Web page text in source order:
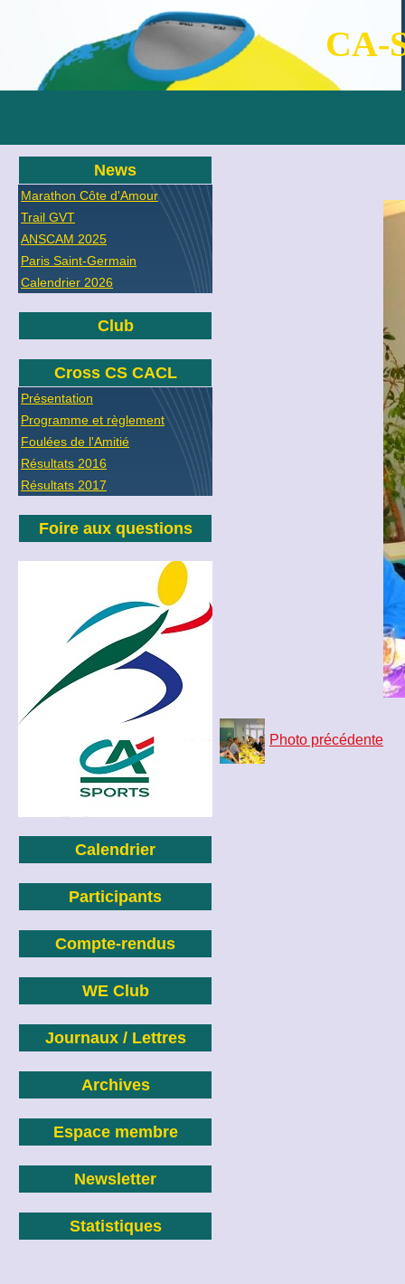
CA-
News
Marathon Côte d'Amour
Trail GVT
ANSCAM 2025
Paris Saint-Germain
Calendrier 2026
Club
Cross CS CACL
Présentation
Programme et règlement
Foulées de l'Amitié
Résultats 2016
Résultats 2017
Foire aux questions
Calendrier
Participants
Compte-rendus
WE Club
Journaux / Lettres
Archives
Espace membre
Newsletter
Statistiques
Photo précédente